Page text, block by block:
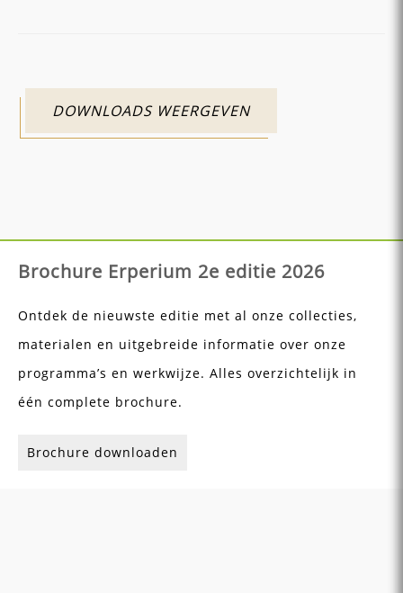
DOWNLOADS WEERGEVEN
Brochure Erperium 2e editie 2026
Ontdek de nieuwste editie met al onze collecties,
materialen en uitgebreide informatie over onze
programma’s en werkwijze. Alles overzichtelijk in
één complete brochure.
Brochure downloaden